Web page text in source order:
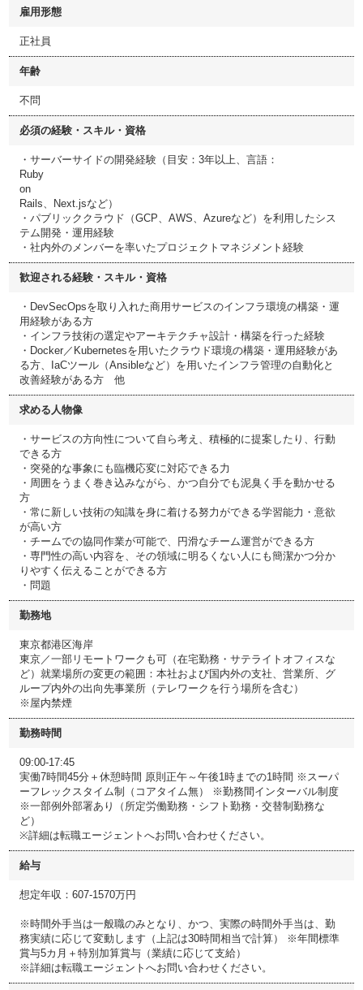
雇用形態
正社員
年齢
不問
必須の経験・スキル・資格
・サーバーサイドの開発経験（目安：3年以上、言語：
Ruby
on
Rails、Next.jsなど）
・パブリッククラウド（GCP、AWS、Azureなど）を利用したシス
テム開発・運用経験
・社内外のメンバーを率いたプロジェクトマネジメント経験
歓迎される経験・スキル・資格
・DevSecOpsを取り入れた商用サービスのインフラ環境の構築・運
用経験がある方
・インフラ技術の選定やアーキテクチャ設計・構築を行った経験
・Docker／Kubernetesを用いたクラウド環境の構築・運用経験があ
る方、IaCツール（Ansibleなど）を用いたインフラ管理の自動化と
改善経験がある方 他
求める人物像
・サービスの方向性について自ら考え、積極的に提案したり、行動
できる方
・突発的な事象にも臨機応変に対応できる力
・周囲をうまく巻き込みながら、かつ自分でも泥臭く手を動かせる
方
・常に新しい技術の知識を身に着ける努力ができる学習能力・意欲
が高い方
・チームでの協同作業が可能で、円滑なチーム運営ができる方
・専門性の高い内容を、その領域に明るくない人にも簡潔かつ分か
りやすく伝えることができる方
・問題
勤務地
東京都港区海岸
東京／一部リモートワークも可（在宅勤務・サテライトオフィスな
ど）就業場所の変更の範囲：本社および国内外の支社、営業所、グ
ループ内外の出向先事業所（テレワークを行う場所を含む）
※屋内禁煙
勤務時間
09:00-17:45
実働7時間45分＋休憩時間 原則正午～午後1時までの1時間 ※スーパ
ーフレックスタイム制（コアタイム無） ※勤務間インターバル制度
※一部例外部署あり（所定労働勤務・シフト勤務・交替制勤務な
ど）
※詳細は転職エージェントへお問い合わせください。
給与
想定年収：607-1570万円
※時間外手当は一般職のみとなり、かつ、実際の時間外手当は、勤
務実績に応じて変動します（上記は30時間相当で計算） ※年間標準
賞与5カ月＋特別加算賞与（業績に応じて支給）
※詳細は転職エージェントへお問い合わせください。